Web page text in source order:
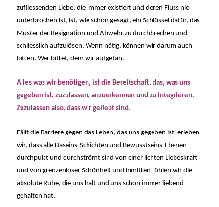
zufliessenden Liebe, die immer existiert und deren Fluss nie
unterbrochen ist, ist, wie schon gesagt, ein Schlüssel dafür, das
Muster der Resignation und Abwehr zu durchbrechen und
schliesslich aufzulösen. Wenn nötig, können wir darum auch
bitten. Wer bittet, dem wir aufgetan.
Alles was wir benötigen, ist die Bereitschaft, das, was uns
gegeben ist, zuzulassen, anzuerkennen und zu integrieren.
Zuzulassen also, dass wir geliebt sind.
Fällt die Barriere gegen das Leben, das uns gegeben ist, erleben
wir, dass alle Daseins-Schichten und Bewusstseins-Ebenen
durchpulst und durchströmt sind von einer lichten Liebeskraft
und von grenzenloser Schönheit und inmitten fühlen wir die
absolute Ruhe, die uns hält und uns schon immer liebend
gehalten hat.